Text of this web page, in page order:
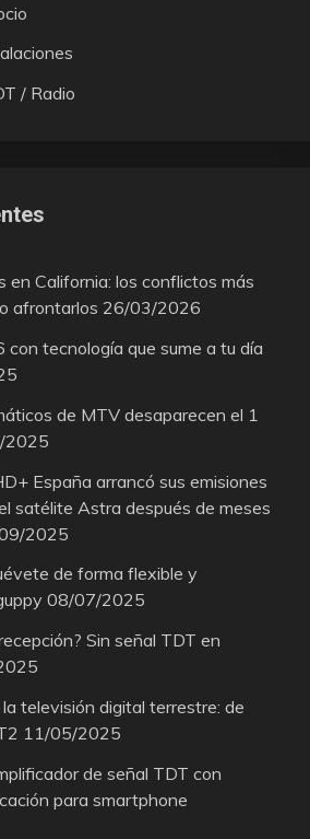
/ Radio
en California: los conflictos más
afrontarlos 26/03/2026
con tecnología que sume a tu día
de MTV desaparecen el 1
2025
España arrancó sus emisiones
satélite Astra después de meses
2025
de forma flexible y
08/07/2025
Sin señal TDT en
televisión digital terrestre: de
11/05/2025
de señal TDT con
para smartphone